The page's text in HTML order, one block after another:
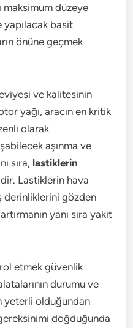
maksimum düzeye
yapılacak basit
önüne geçmek
ve kalitesinin
yağı, aracın en kritik
olarak
aşınma ve
sıra, lastiklerin
Lastiklerin hava
derinliklerini gözden
yanı sıra yakıt
etmek güvenlik
durumu ve
yeterli olduğundan
doğduğunda